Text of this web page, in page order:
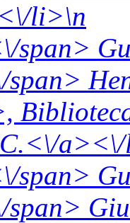
li>\n
span>
span>